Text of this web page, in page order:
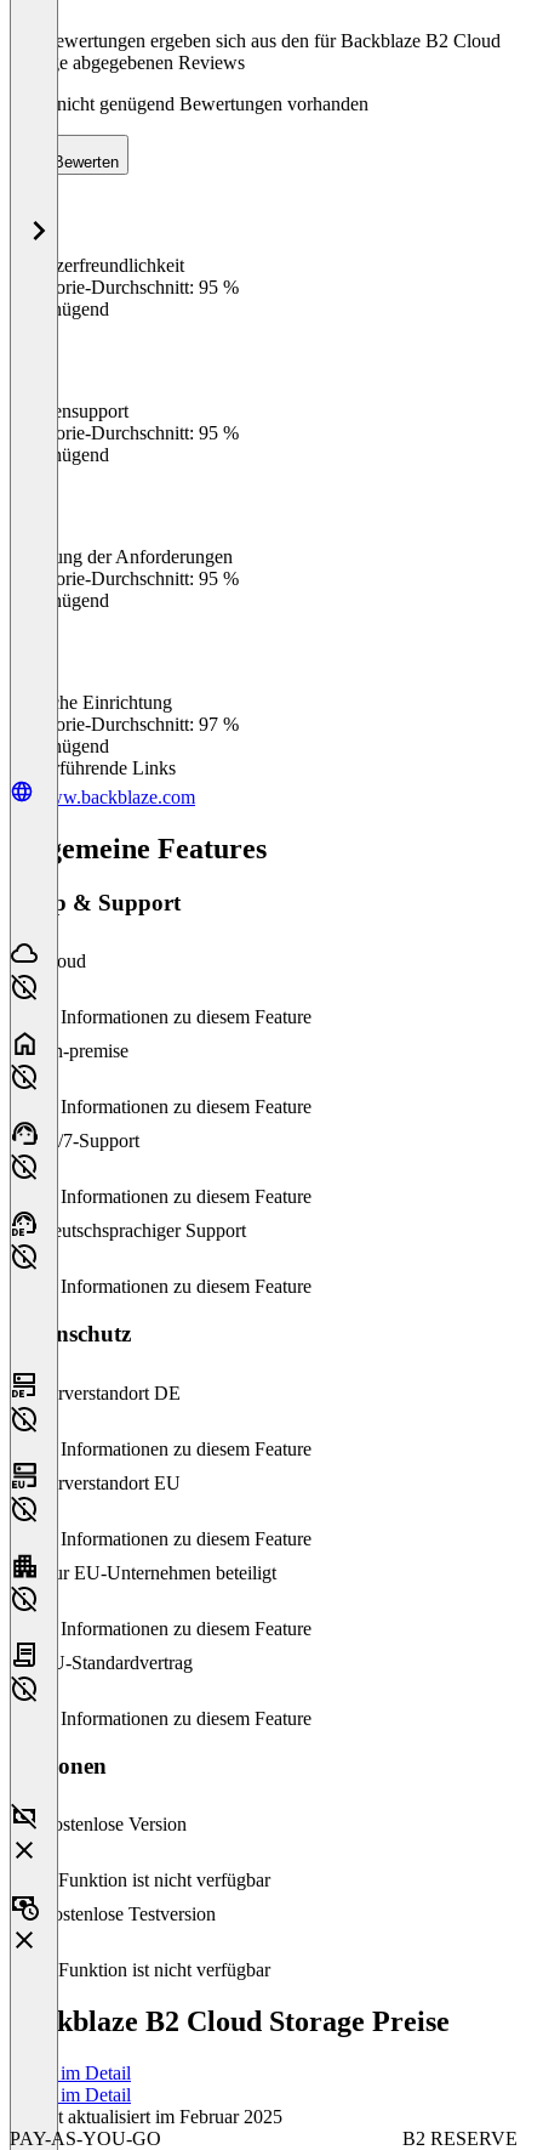
Die Bewertungen ergeben sich aus den für Backblaze B2 Cloud
Storage abgegebenen Reviews
Noch nicht genügend Bewertungen vorhanden
Bewerten
Benutzerfreundlichkeit
Kategorie-Durchschnitt: 95 %
Ungenügend
Kundensupport
Kategorie-Durchschnitt: 95 %
Ungenügend
Erfüllung der Anforderungen
Kategorie-Durchschnitt: 95 %
Ungenügend
Einfache Einrichtung
Kategorie-Durchschnitt: 97 %
Ungenügend
Weiterführende Links
www.backblaze.com
Allgemeine Features
Setup & Support
Cloud
Keine Informationen zu diesem Feature
On-premise
Keine Informationen zu diesem Feature
24/7-Support
Keine Informationen zu diesem Feature
Deutschsprachiger Support
Keine Informationen zu diesem Feature
Datenschutz
Serverstandort DE
Keine Informationen zu diesem Feature
Serverstandort EU
Keine Informationen zu diesem Feature
Nur EU-Unternehmen beteiligt
Keine Informationen zu diesem Feature
EU-Standardvertrag
Keine Informationen zu diesem Feature
Versionen
Kostenlose Version
Diese Funktion ist nicht verfügbar
Kostenlose Testversion
Diese Funktion ist nicht verfügbar
Backblaze B2 Cloud Storage Preise
Preise im Detail
Preise im Detail
Zuletzt aktualisiert im Februar 2025
PAY-AS-YOU-GO
B2 RESERVE